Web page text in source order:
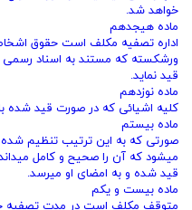
خواهد شد.
ماده هیجدهم
اداره تصفیه مکلف است حقوق
ورشکسته که مستند به اسناد
قید نماید.
ماده نوزدهم
کلیه اشیائی که در صورت قید شده
ماده بیستم
صورتی که به این ترتیب تنظیم شده
میشود که آن را صحیح و کامل
قید شده و به امضای او میرسد.
ماده بیست و یکم
متوقف مکلف است در مدت تصفیه خود